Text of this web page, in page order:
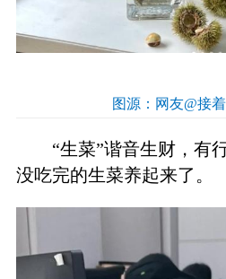
图源：网友@接
“生菜”谐音生财，有
没吃完的生菜养起来了。